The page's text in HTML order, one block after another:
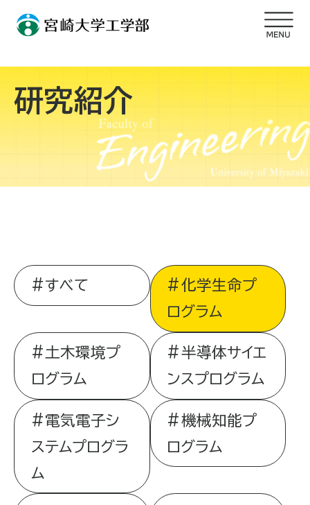
研究紹介
すべて
化学生命プ
ログラム
土木環境プ
ログラム
半導体サイエ
ンスプログラム
電気電子シ
ステムプログラ
ム
機械知能プ
ログラム